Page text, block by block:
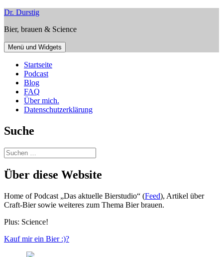
Zum
springen
Dr. Durstig
Bier, brauen & Science
Menü und Widgets
Startseite
Podcast
Blog
FAQ
Über mich.
Datenschutzerklärung
Suche
Suchen
nach:
Über diese Website
Home of Podcast „Das aktuelle Bierstudio“ (Feed), Artikel über
Craft-Bier sowie weiteres zum Thema Bier brauen.
Plus: Science!
Kauf mir ein Bier :)?